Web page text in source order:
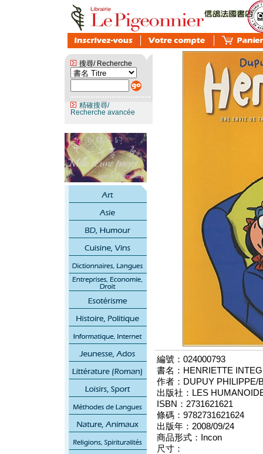
搜尋/ Recherche
精確搜尋/
Recherche avancée
編號：024000793
書名：HENRIETTE
作者：DUPUY PHILIPPE/
出版社：LES
ISBN：2731621621
條碼：9782731621624
出版年：2008/09/24
商品形式：Incon
尺寸：